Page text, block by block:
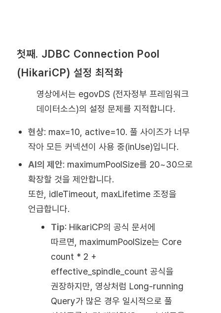
첫째. JDBC Connection Pool
(HikariCP) 설정 최적화
영상에서는 egovDS (전자정부 프레임워크
데이터소스)의 설정 문제를 지적합니다.
현상: max=10, active=10. 풀 사이즈가 너무
작아 모든 커넥션이 사용 중(inUse)입니다.
AI의 제안: maximumPoolSize를 20~30으로
확장할 것을 제안합니다.
또한, idleTimeout, maxLifetime 조정을
언급합니다.
Tip: HikariCP의 공식 문서에
따르면, maximumPoolSize는 Core
count * 2 +
effective_spindle_count 공식을
권장하지만, 영상처럼 Long-running
Query가 많은 경우 일시적으로 풀